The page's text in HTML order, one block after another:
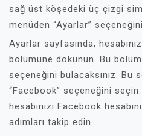
sağ üst köşedeki üç çizgi
menüden “Ayarlar”
Ayarlar sayfasında,
bölümüne dokunun. Bu
seçeneğini bulacaksınız. Bu
“Facebook” seçeneğini
hesabınızı Facebook
adımları takip edin.